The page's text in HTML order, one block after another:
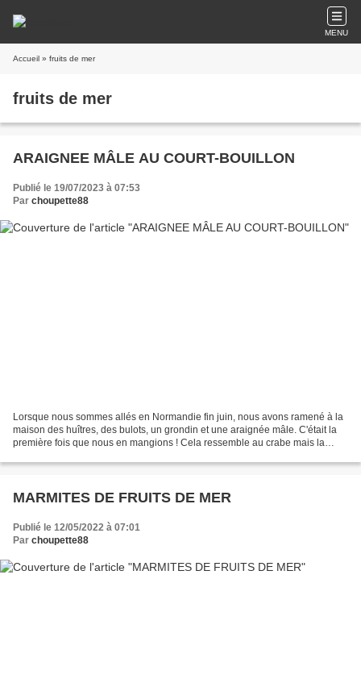
MENU
Accueil » fruits de mer
fruits de mer
ARAIGNEE MÂLE AU COURT-BOUILLON
Publié le 19/07/2023 à 07:53
Par choupette88
Lorsque nous sommes allés en Normandie fin juin, nous avons ramené à la
maison des huîtres, des bulots, un grondin et une araignée mâle. C'était la
première fois que nous en mangions ! Cela ressemble au crabe mais la
MARMITES DE FRUITS DE MER
Publié le 12/05/2022 à 07:01
Par choupette88